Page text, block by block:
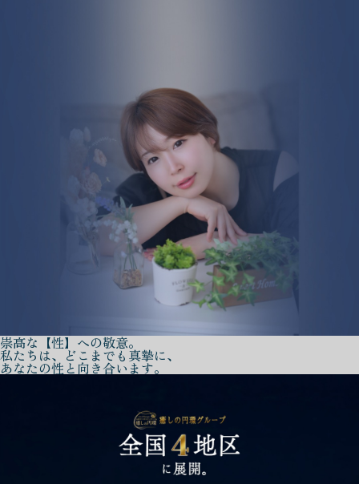
崇高な【性】への敬意。
私たちは、どこまでも真摯に、
あなたの性と向き合います。